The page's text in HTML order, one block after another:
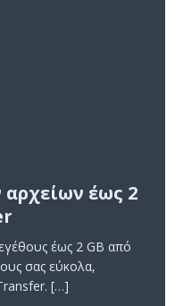
έως 2
έως 2 GB από
σας εύκολα,
[…]